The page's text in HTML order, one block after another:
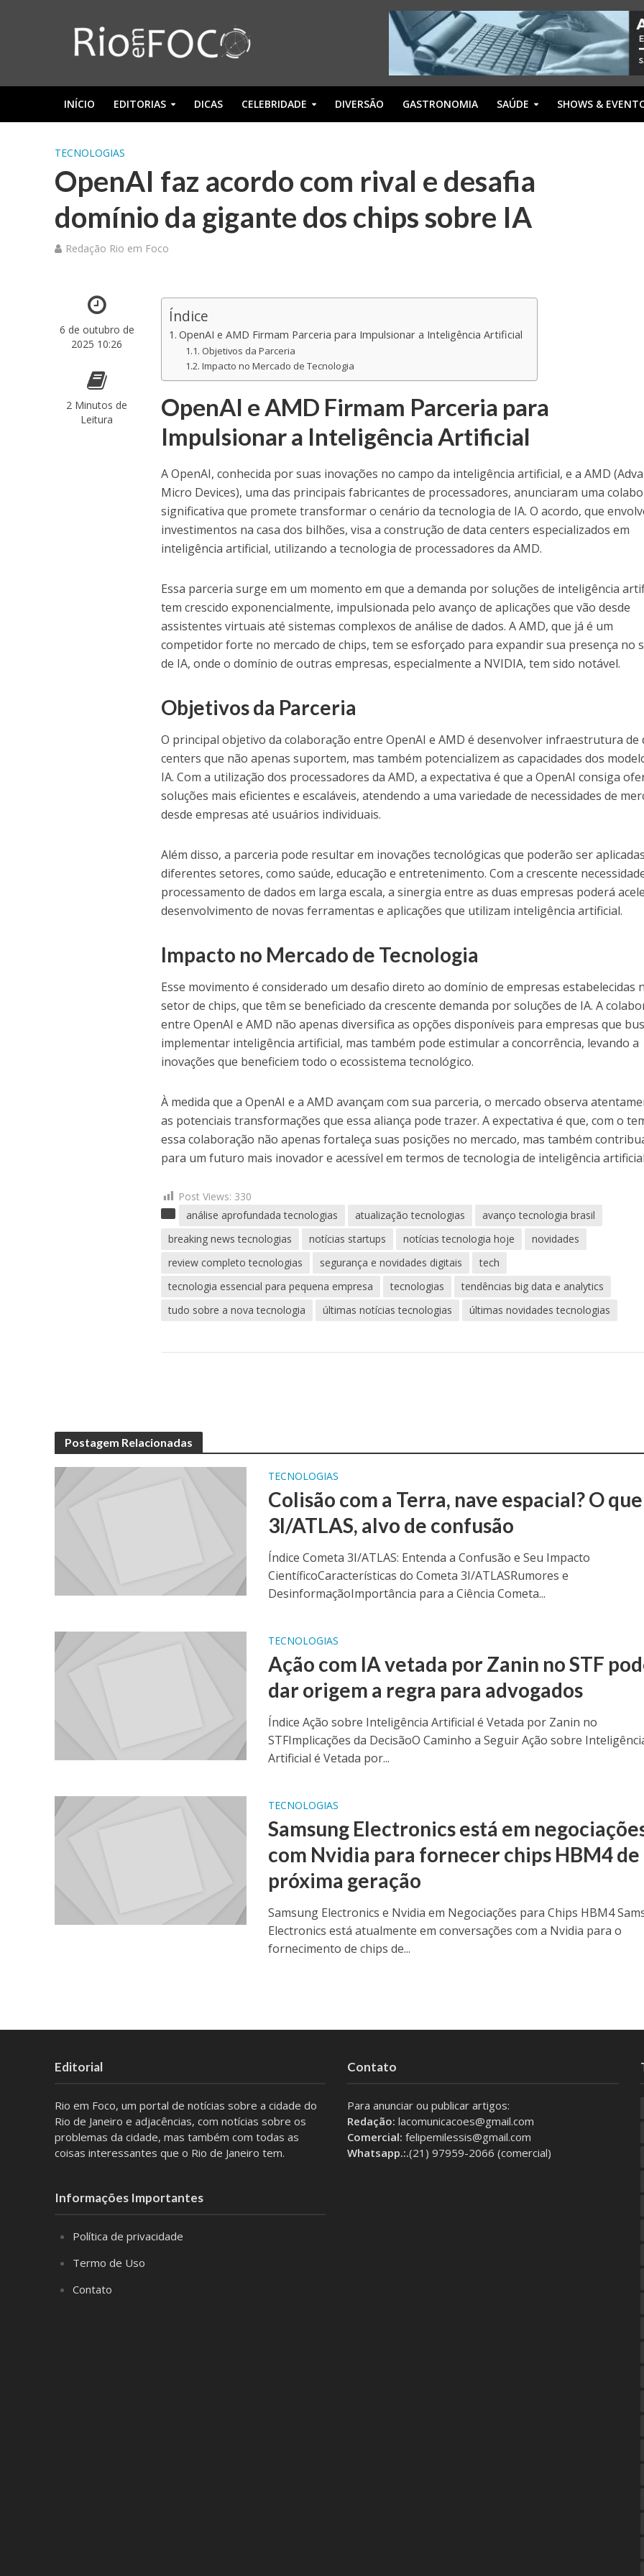
INÍCIO EDITORIAS DICAS CELEBRIDADE DIVERSÃO GASTRONOMIA SAÚDE SHOWS &
TECNOLOGIAS
OpenAI faz acordo com rival e desafia
domínio da gigante dos chips sobre IA
Redação Rio em Foco
6 de outubro de
2025 10:26
2 Minutos de
Leitura
Índice
OpenAI e AMD Firmam Parceria para Impulsionar a Inteligência Artificial
Objetivos da Parceria
Impacto no Mercado de Tecnologia
OpenAI e AMD Firmam Parceria para
Impulsionar a Inteligência Artificial
A OpenAI, conhecida por suas inovações no campo da inteligência artificial, e a AMD
Micro Devices), uma das principais fabricantes de processadores, anunciaram uma
significativa que promete transformar o cenário da tecnologia de IA. O acordo, que
investimentos na casa dos bilhões, visa a construção de data centers especializados em
inteligência artificial, utilizando a tecnologia de processadores da AMD.
Essa parceria surge em um momento em que a demanda por soluções de inteligência
tem crescido exponencialmente, impulsionada pelo avanço de aplicações que vão desde
assistentes virtuais até sistemas complexos de análise de dados. A AMD, que já é um
competidor forte no mercado de chips, tem se esforçado para expandir sua presença no
de IA, onde o domínio de outras empresas, especialmente a NVIDIA, tem sido notável.
Objetivos da Parceria
O principal objetivo da colaboração entre OpenAI e AMD é desenvolver infraestrutura de
centers que não apenas suportem, mas também potencializem as capacidades dos
IA. Com a utilização dos processadores da AMD, a expectativa é que a OpenAI consiga
soluções mais eficientes e escaláveis, atendendo a uma variedade de necessidades de
desde empresas até usuários individuais.
Além disso, a parceria pode resultar em inovações tecnológicas que poderão ser
diferentes setores, como saúde, educação e entretenimento. Com a crescente
processamento de dados em larga escala, a sinergia entre as duas empresas poderá
desenvolvimento de novas ferramentas e aplicações que utilizam inteligência artificial.
Impacto no Mercado de Tecnologia
Esse movimento é considerado um desafio direto ao domínio de empresas estabelecidas
setor de chips, que têm se beneficiado da crescente demanda por soluções de IA. A
entre OpenAI e AMD não apenas diversifica as opções disponíveis para empresas que
implementar inteligência artificial, mas também pode estimular a concorrência, levando a
inovações que beneficiem todo o ecossistema tecnológico.
À medida que a OpenAI e a AMD avançam com sua parceria, o mercado observa
as potenciais transformações que essa aliança pode trazer. A expectativa é que, com o
essa colaboração não apenas fortaleça suas posições no mercado, mas também
para um futuro mais inovador e acessível em termos de tecnologia de inteligência
Post Views: 330
análise aprofundada tecnologias
atualização tecnologias
avanço tecnologia brasil
breaking news tecnologias
notícias startups notícias tecnologia hoje
novidades
review completo tecnologias
segurança e novidades digitais
tech
tecnologia essencial para pequena empresa
tecnologias
tendências big data e analytics
tudo sobre a nova tecnologia
últimas notícias tecnologias últimas novidades tecnologias
Postagem Relacionadas
TECNOLOGIAS
Colisão com a Terra, nave espacial? O
3I/ATLAS, alvo de confusão
Índice Cometa 3I/ATLAS: Entenda a Confusão e Seu Impacto
CientíficoCaracterísticas do Cometa 3I/ATLASRumores e
DesinformaçãoImportância para a Ciência Cometa...
TECNOLOGIAS
Ação com IA vetada por Zanin no STF
dar origem a regra para advogados
Índice Ação sobre Inteligência Artificial é Vetada por Zanin no
STFImplicações da DecisãoO Caminho a Seguir Ação sobre
Artificial é Vetada por...
TECNOLOGIAS
Samsung Electronics está em
com Nvidia para fornecer chips HBM4 de
próxima geração
Samsung Electronics e Nvidia em Negociações para Chips HBM4
Electronics está atualmente em conversações com a Nvidia para o
fornecimento de chips de...
Editorial
Rio em Foco, um portal de notícias sobre a cidade do
Rio de Janeiro e adjacências, com notícias sobre os
problemas da cidade, mas também com todas as
coisas interessantes que o Rio de Janeiro tem.
Informações Importantes
Política de privacidade
Termo de Uso
Contato
Contato
Para anunciar ou publicar artigos:
Redação: lacomunicacoes@gmail.com
Comercial: felipemilessis@gmail.com
Whatsapp.:.(21) 97959-2066 (comercial)